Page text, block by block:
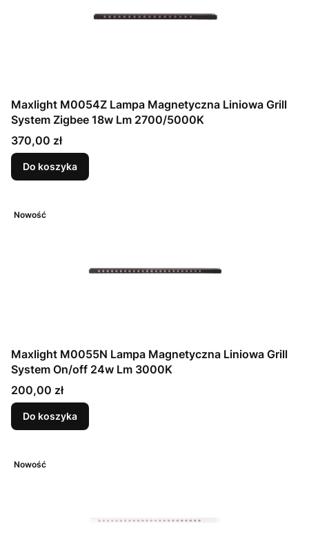
Maxlight M0054Z Lampa Magnetyczna Liniowa Grill
System Zigbee 18w Lm 2700/5000K
Cena
370,00 zł
Do koszyka
Nowość
Maxlight M0055N Lampa Magnetyczna Liniowa Grill
System On/off 24w Lm 3000K
Cena
200,00 zł
Do koszyka
Nowość